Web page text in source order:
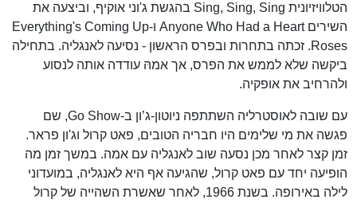
הטלוויזיונית Sing, Sing, Sing בהגשת ג'וני אוקיף, וביצעה את
השירים Anyone Who Had a Heart ו-Everything's Coming Up
Roses. זכתה בתחרות ובפרס הראשון - נסיעה לאנגליה. בתחילה
ביקשה שלא לממש את הפרס, אך אמהּ עודדה אותה לנסוע
ולהרחיב את אופקיה.
עם שובה לאוסטרליה השתתפה ניוטון-ג’ון ב-Go Show, שם
פגשה את מי שלימים היו חבריה הטובים, פאט קרול וג'ון פראר.
זמן קצר לאחר מכן נסעה שוב לאנגליה עם אמה. במשך זמן מה
הופיעה יחד עם פאט קרול, שהגיעה אף היא לאנגליה, במועדוני
לילה באירופה. בשנת 1966, לאחר שאשרת השהייה של קרול